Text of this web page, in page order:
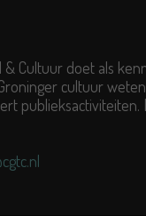
& Cultuur doet als
cultuur
publieksactiviteiten.